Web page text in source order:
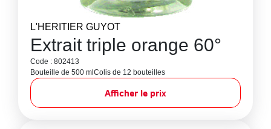
L'HERITIER GUYOT
Extrait triple orange 60°
Code : 802413
Bouteille de 500 ml Colis de 12 bouteilles
Afficher le prix